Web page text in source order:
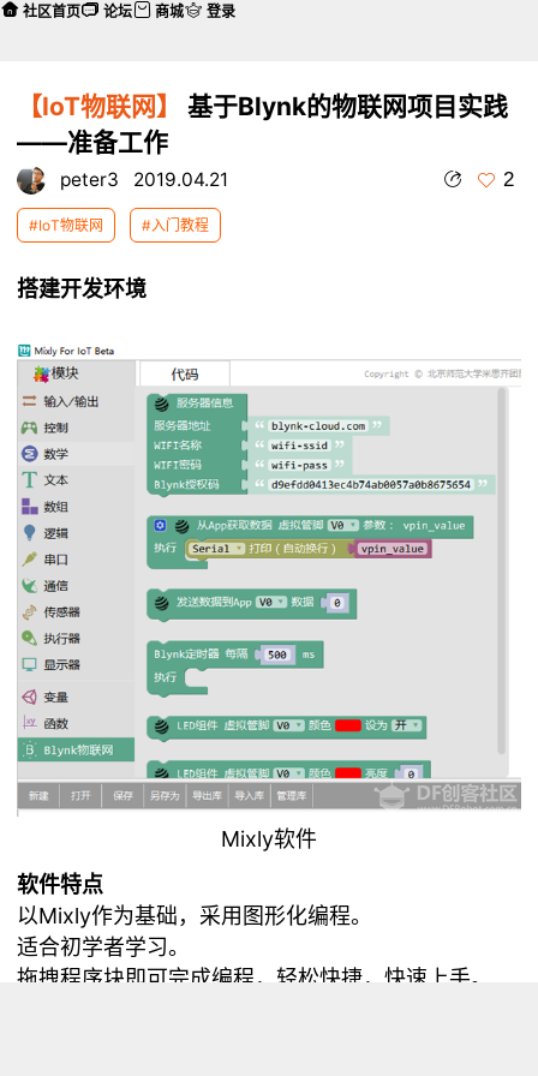
【IoT物联网】
基于Blynk的物联网项目实践
——准备工作
peter3 2019.04.21 2
#IoT物联网 #入门教程
搭建开发环境
Mixly软件
软件特点
以Mixly作为基础，采用图形化编程。
适合初学者学习。
拖拽程序块即可完成编程，轻松快捷，快速上手。
社区首页 论坛 商城 登录